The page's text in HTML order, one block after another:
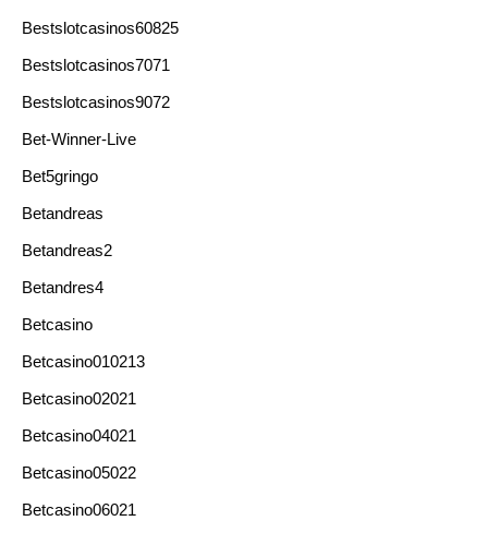
Bestslotcasinos60825
Bestslotcasinos7071
Bestslotcasinos9072
Bet-Winner-Live
Bet5gringo
Betandreas
Betandreas2
Betandres4
Betcasino
Betcasino010213
Betcasino02021
Betcasino04021
Betcasino05022
Betcasino06021